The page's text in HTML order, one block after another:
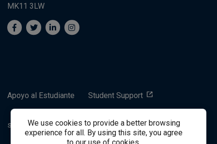
We use cookies to provide a better browsing
experience for all. By using this site, you agree
MK11 3LW
Apoyo al Estudiante Student Support
success@vitalsource.com